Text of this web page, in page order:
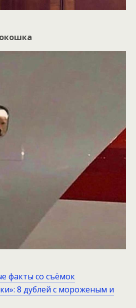
факты со съёмок
8 дублей с мороженым и